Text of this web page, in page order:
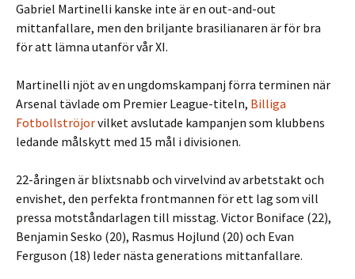
Gabriel Martinelli kanske inte är en out-and-out
mittanfallare, men den briljante brasilianaren är för bra
för att lämna utanför vår XI.
Martinelli njöt av en ungdomskampanj förra terminen när
Arsenal tävlade om Premier League-titeln, Billiga
Fotbollströjorvilket avslutade kampanjen som klubbens
ledande målskytt med 15 mål i divisionen.
22-åringen är blixtsnabb och virvelvind av arbetstakt och
envishet, den perfekta frontmannen för ett lag som vill
pressa motståndarlagen till misstag. Victor Boniface (22),
Benjamin Sesko (20), Rasmus Hojlund (20) och Evan
Ferguson (18) leder nästa generations mittanfallare.